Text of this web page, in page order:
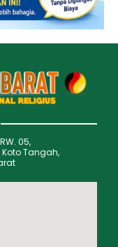
05,
Koto Tangah,